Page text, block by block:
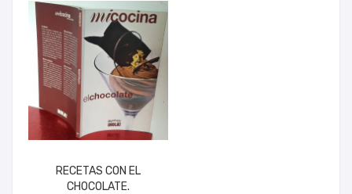
RECETAS CON EL
CHOCOLATE.